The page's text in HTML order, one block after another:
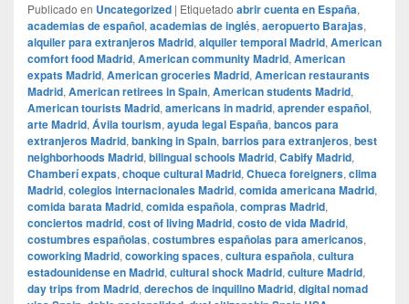
Publicado en Uncategorized | Etiquetado abrir cuenta en España,
academias de español, academias de inglés, aeropuerto Barajas,
alquiler para extranjeros Madrid, alquiler temporal Madrid, American
comfort food Madrid, American community Madrid, American
expats Madrid, American groceries Madrid, American restaurants
Madrid, American retirees in Spain, American students Madrid,
American tourists Madrid, americans in madrid, aprender español,
arte Madrid, Ávila tourism, ayuda legal España, bancos para
extranjeros Madrid, banking in Spain, barrios para extranjeros, best
neighborhoods Madrid, bilingual schools Madrid, Cabify Madrid,
Chamberí expats, choque cultural Madrid, Chueca foreigners, clima
Madrid, colegios internacionales Madrid, comida americana Madrid,
comida barata Madrid, comida española, compras Madrid,
conciertos madrid, cost of living Madrid, costo de vida Madrid,
costumbres españolas, costumbres españolas para americanos,
coworking Madrid, coworking spaces, cultura española, cultura
estadounidense en Madrid, cultural shock Madrid, culture Madrid,
day trips from Madrid, derechos de inquilino Madrid, digital nomad